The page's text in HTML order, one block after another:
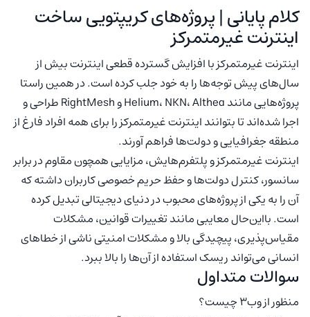
کلام پایانی | پروژه‌های کریپتویی ساخت
اینترنت غیرمتمرکز
اینترنت غیرمتمرکز با افزایش گسترده قطعی اینترنت بیش از
سال‌های پیش توجه‌ها را به خود جلب کرده است. در همین راستا
پروژه‌هایی مانند Helium، NKN، Althea و RightMesh طراحی و
اجرا شده‌اند تا بتوانند اینترنت غیرمتمرکز را برای همه افراد فارغ از
منطقه جغرافیایی و دولت‌ها فراهم آورند.
اینترنت غیرمتمرکز و پلتفرم‌هایش، مزایایی همچون مقاوم در برابر
سانسور، کنترل دولت‌ها و حفظ حریم خصوصی کاربران داشته که
آن را به یکی از پروژه‌های محبوب در دنیای دیجیتالی تبدیل کرده
است. بااین‌حال معایبی مانند تغییرات قوانین، مشکلات
مقیاس‌پذیری، پیچیدگی بالا و مشکلات امنیتی ناشی از خطاهای
انسانی می‌تواند ریسک استفاده از آن‌ها را بالا ببرد.
سوالات متداول
منظور از وب۳ چیست؟